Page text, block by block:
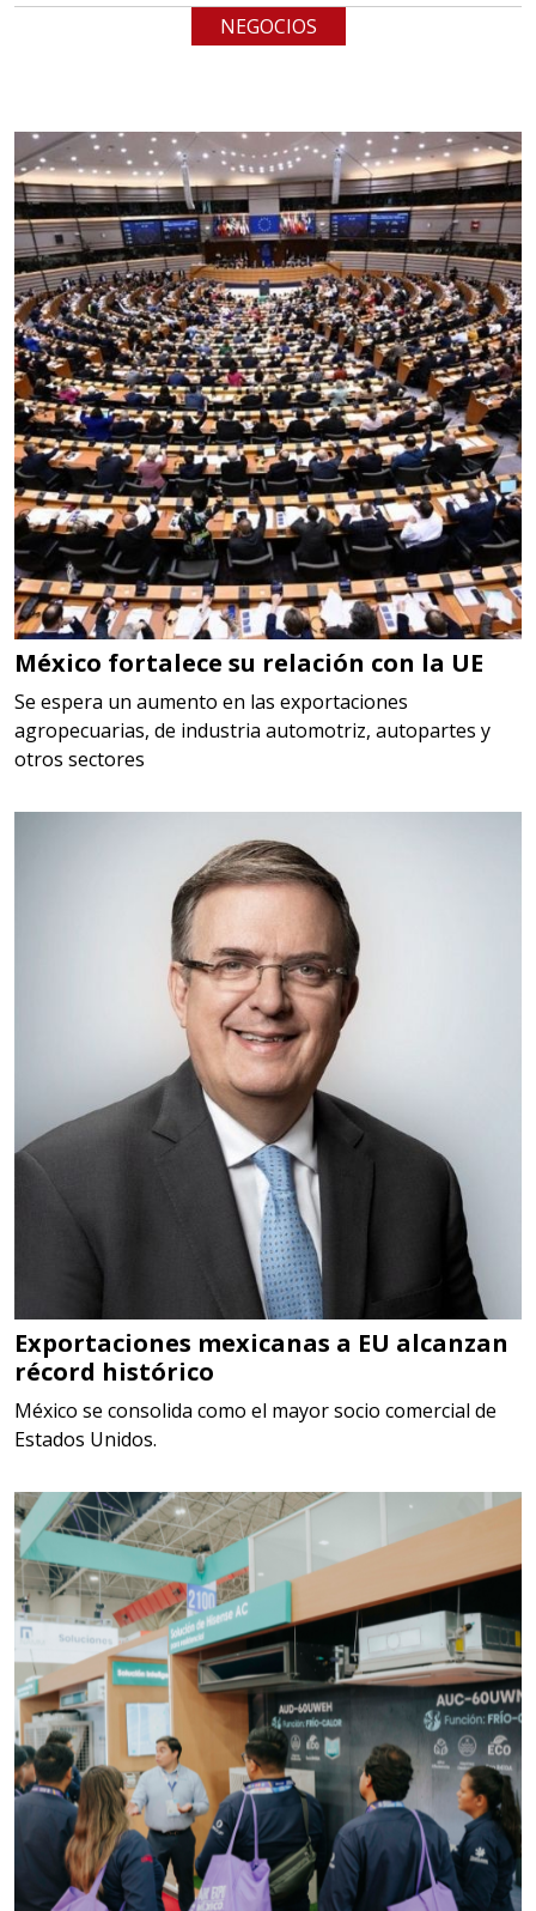
Aplicar al Requerimiento
Empresa en Jalisco
Requiere:
LOGÍSTICA
Especificaciones:
cualquiera
Aplicar al Requerimiento
Empresa en Querétaro
Requiere:
HERRAMIENTAS DE CORTE
Especificaciones:
HSS, CON RECUBRIMIENTO,
CARBURO, RIMAS, ENDMILLS,
BROCAS, LIMAS, ETC
Aplicar al Requerimiento
Empresa en Querétaro
Requiere:
HERRAMIENTAS DE TORQUE
Especificaciones:
TORQUE CONTROLADO,
MECANICOS, ELECTRONICOS,
DIGITALES, MULTIPLICADORES,
PARA PUNTAS,
Aplicar al Requerimiento
Empresa en Estado de México
SCRAP
Somos Proveedores de GESTION
DE RESIDUOS Y DESTRUCCION
FISCAL
Aplicar al Requerimiento
Empresa en Jalisco
Requiere:
MATERIALES PARA SELLOS DE
SISTEMAS DE ESCAPE
Especificaciones:
Requisitos: Garantizar composición
química y origen adecuados
(especialmente para grafito) y
contar con sistemas de calidad y
gestión ambiental.
Aplicar al Requerimiento
NEGOCIOS
México fortalece su relación con la UE
Se espera un aumento en las exportaciones
agropecuarias, de industria automotriz, autopartes y
otros sectores
Exportaciones mexicanas a EU alcanzan
récord histórico
México se consolida como el mayor socio comercial de
Estados Unidos.